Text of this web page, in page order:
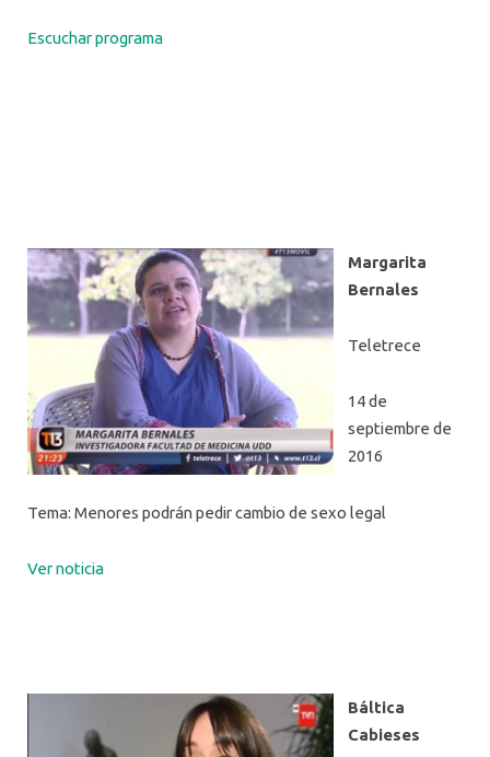
Escuchar programa
Margarita
Bernales
Teletrece
14 de
septiembre de
2016
Tema: Menores podrán pedir cambio de sexo legal
Ver noticia
Báltica
Cabieses